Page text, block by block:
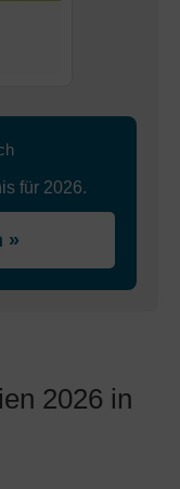
für 2026.
»
2026 in